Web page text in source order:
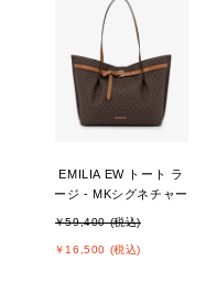
EMILIA EW トート ラ
ージ - MKシグネチャー
￥59,400 (税込)
￥16,500 (税込)